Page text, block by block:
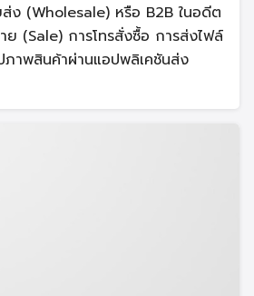
ส่ง (Wholesale) หรือ B2B ในอดีต
(Sale) การโทรสั่งซื้อ การส่งไฟล์
ภาพสินค้าผ่านแอปพลิเคชันส่ง